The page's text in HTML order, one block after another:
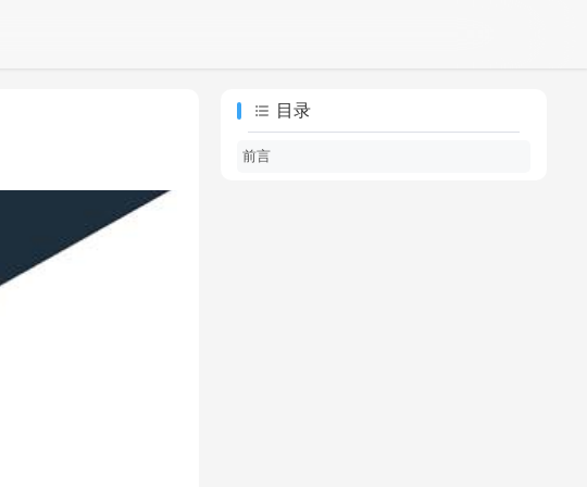
目录
前言